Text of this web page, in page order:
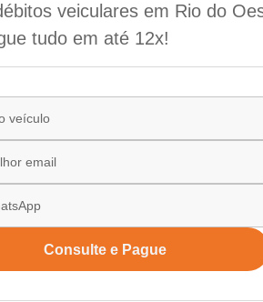
veiculares em Rio do
tudo em até 12x!
Consulte e Pague